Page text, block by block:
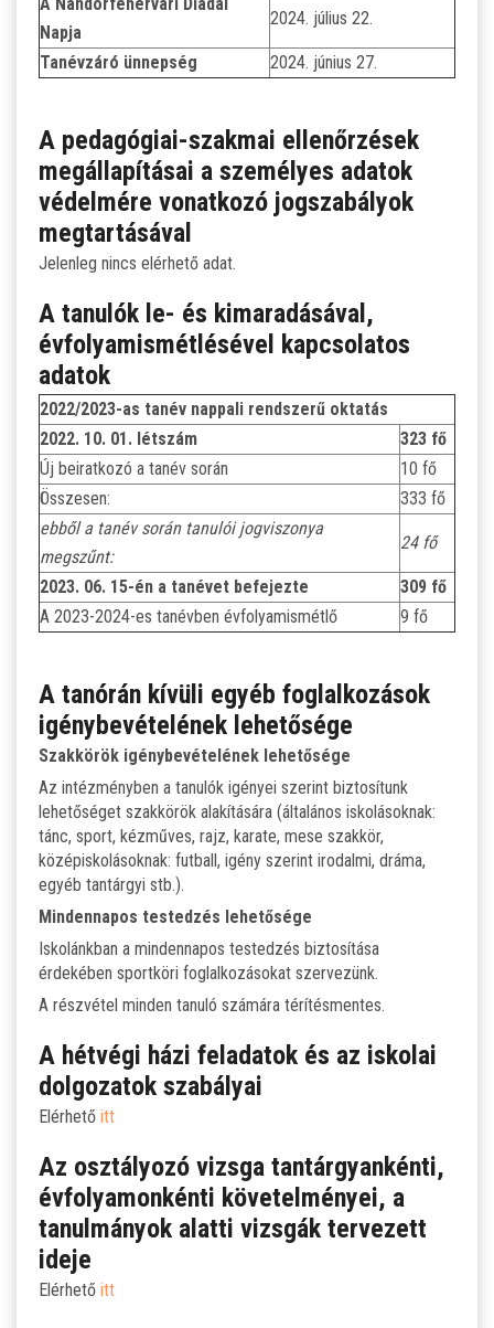
Napja
2024. július 22.
Tanévzáró ünnepség 2024. június 27.
A pedagógiai-szakmai ellenőrzések
megállapításai a személyes adatok
védelmére vonatkozó jogszabályok
megtartásával
Jelenleg nincs elérhető adat.
A tanulók le- és kimaradásával,
évfolyamismétlésével kapcsolatos
adatok
2022/2023-as tanév nappali rendszerű oktatás
2022. 10. 01. létszám
323 fő
Új beiratkozó a tanév során
10 fő
Összesen:
333 fő
ebből a tanév során tanulói jogviszonya
megszűnt:
24 fő
2023. 06. 15-én a tanévet befejezte
309 fő
A 2023-2024-es tanévben évfolyamismétlő
9 fő
A tanórán kívüli egyéb foglalkozások
igénybevételének lehetősége
Szakkörök igénybevételének lehetősége
Az intézményben a tanulók igényei szerint biztosítunk
lehetőséget szakkörök alakítására (általános iskolásoknak:
tánc, sport, kézműves, rajz, karate, mese szakkör,
középiskolásoknak: futball, igény szerint irodalmi, dráma,
egyéb tantárgyi stb.).
Mindennapos testedzés lehetősége
Iskolánkban a mindennapos testedzés biztosítása
érdekében sportköri foglalkozásokat szervezünk.
A részvétel minden tanuló számára térítésmentes.
A hétvégi házi feladatok és az iskolai
dolgozatok szabályai
Elérhető itt
Az osztályozó vizsga tantárgyankénti,
évfolyamonkénti követelményei, a
tanulmányok alatti vizsgák tervezett
ideje
Elérhető itt